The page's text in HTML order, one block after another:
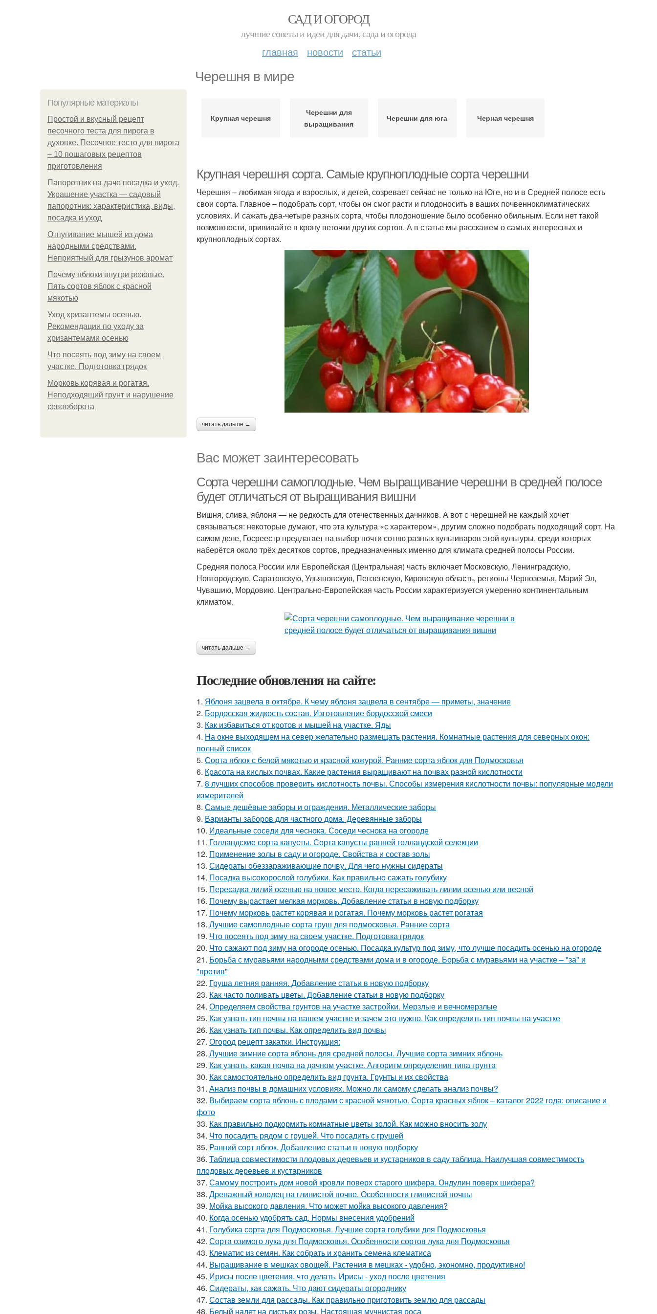
САД И ОГОРОД
лучшие советы и идеи для дачи, сада и огорода
главная новости статьи
Черешня в мире
Популярные материалы
Простой и вкусный рецепт
песочного теста для пирога в
духовке. Песочное тесто для пирога
– 10 пошаговых рецептов
приготовления
Папоротник на даче посадка и уход.
Украшение участка — садовый
папоротник: характеристика, виды,
посадка и уход
Отпугивание мышей из дома
народными средствами.
Неприятный для грызунов аромат
Почему яблоки внутри розовые.
Пять сортов яблок с красной
мякотью
Уход хризантемы осенью.
Рекомендации по уходу за
хризантемами осенью
Что посеять под зиму на своем
участке. Подготовка грядок
Морковь корявая и рогатая.
Неподходящий грунт и нарушение
севооборота
Крупная черешня
Черешни для
выращивания
Черешни для юга Черная черешня
Крупная черешня сорта. Самые крупноплодные сорта черешни
Черешня – любимая ягода и взрослых, и детей, созревает сейчас не только на Юге, но и в Средней полосе есть
свои сорта. Главное – подобрать сорт, чтобы он смог расти и плодоносить в ваших почвенноклиматических
условиях. И сажать два-четыре разных сорта, чтобы плодоношение было особенно обильным. Если нет такой
возможности, прививайте в крону веточки других сортов. А в статье мы расскажем о самых интересных и
крупноплодных сортах.
читать дальше →
Вас может заинтересовать
Сорта черешни самоплодные. Чем выращивание черешни в средней полосе
будет отличаться от выращивания вишни
Вишня, слива, яблоня — не редкость для отечественных дачников. А вот с черешней не каждый хочет
связываться: некоторые думают, что эта культура «с характером», другим сложно подобрать подходящий сорт. На
самом деле, Госреестр предлагает на выбор почти сотню разных культиваров этой культуры, среди которых
наберётся около трёх десятков сортов, предназначенных именно для климата средней полосы России.
Средняя полоса России или Европейская (Центральная) часть включает Московскую, Ленинградскую,
Новгородскую, Саратовскую, Ульяновскую, Пензенскую, Кировскую область, регионы Черноземья, Марий Эл,
Чувашию, Мордовию. Центрально-Европейская часть России характеризуется умеренно континентальным
климатом.
читать дальше →
Последние обновления на сайте:
1. Яблоня зацвела в октябре. К чему яблоня зацвела в сентябре — приметы, значение
2. Бордосская жидкость состав. Изготовление бордосской смеси
3. Как избавиться от кротов и мышей на участке. Яды
4. На окне выходящем на север желательно размещать растения. Комнатные растения для северных окон:
полный список
5. Сорта яблок с белой мякотью и красной кожурой. Ранние сорта яблок для Подмосковья
6. Красота на кислых почвах. Какие растения выращивают на почвах разной кислотности
7. 8 лучших способов проверить кислотность почвы. Способы измерения кислотности почвы: популярные модели
измерителей
8. Самые дешёвые заборы и ограждения. Металлические заборы
9. Варианты заборов для частного дома. Деревянные заборы
10. Идеальные соседи для чеснока. Соседи чеснока на огороде
11. Голландские сорта капусты. Сорта капусты ранней голландской селекции
12. Применение золы в саду и огороде. Свойства и состав золы
13. Сидераты обеззараживающие почву. Для чего нужны сидераты
14. Посадка высокорослой голубики. Как правильно сажать голубику
15. Пересадка лилий осенью на новое место. Когда пересаживать лилии осенью или весной
16. Почему вырастает мелкая морковь. Добавление статьи в новую подборку
17. Почему морковь растет корявая и рогатая. Почему морковь растет рогатая
18. Лучшие самоплодные сорта груш для подмосковья. Ранние сорта
19. Что посеять под зиму на своем участке. Подготовка грядок
20. Что сажают под зиму на огороде осенью. Посадка культур под зиму, что лучше посадить осенью на огороде
21. Борьба с муравьями народными средствами дома и в огороде. Борьба с муравьями на участке – "за" и
"против"
22. Груша летняя ранняя. Добавление статьи в новую подборку
23. Как часто поливать цветы. Добавление статьи в новую подборку
24. Определяем свойства грунтов на участке застройки. Мерзлые и вечномерзлые
25. Как узнать тип почвы на вашем участке и зачем это нужно. Как определить тип почвы на участке
26. Как узнать тип почвы. Как определить вид почвы
27. Огород рецепт закатки. Инструкция:
28. Лучшие зимние сорта яблонь для средней полосы. Лучшие сорта зимних яблонь
29. Как узнать, какая почва на дачном участке. Алгоритм определения типа грунта
30. Как самостоятельно определить вид грунта. Грунты и их свойства
31. Анализ почвы в домашних условиях. Можно ли самому сделать анализ почвы?
32. Выбираем сорта яблонь с плодами с красной мякотью. Сорта красных яблок – каталог 2022 года: описание и
фото
33. Как правильно подкормить комнатные цветы золой. Как можно вносить золу
34. Что посадить рядом с грушей. Что посадить с грушей
35. Ранний сорт яблок. Добавление статьи в новую подборку
36. Таблица совместимости плодовых деревьев и кустарников в саду таблица. Наилучшая совместимость
плодовых деревьев и кустарников
37. Самому построить дом новой кровли поверх старого шифера. Ондулин поверх шифера?
38. Дренажный колодец на глинистой почве. Особенности глинистой почвы
39. Мойка высокого давления. Что может мойка высокого давления?
40. Когда осенью удобрять сад. Нормы внесения удобрений
41. Голубика сорта для Подмосковья. Лучшие сорта голубики для Подмосковья
42. Сорта озимого лука для Подмосковья. Особенности сортов лука для Подмосковья
43. Клематис из семян. Как собрать и хранить семена клематиса
44. Выращивание в мешках овощей. Растения в мешках - удобно, экономно, продуктивно!
45. Ирисы после цветения, что делать. Ирисы - уход после цветения
46. Сидераты, как сажать. Что дают сидераты огороднику
47. Состав земли для рассады. Как правильно приготовить землю для рассады
48. Белый налет на листьях розы. Настоящая мучнистая роса